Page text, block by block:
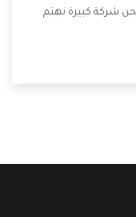
شركة كبيرة نهتم
تكون من أهم